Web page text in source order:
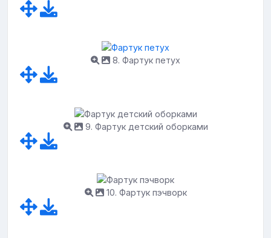
8. Фартук петух
9. Фартук детский оборками
10. Фартук пэчворк